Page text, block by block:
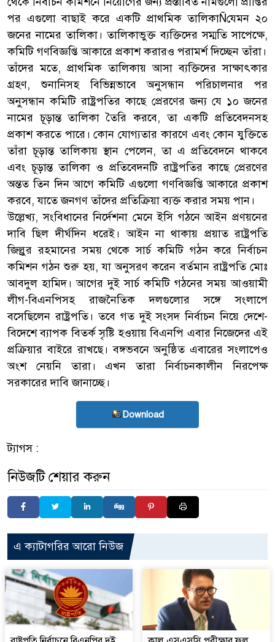
পর এগুলো বাছাই করে একটি প্রাথমিক তালিকাÑযেমন ২০
জনের নামের তালিকা। তালিকাভুক্ত ব্যক্তিদের সম্মতি সাপেক্ষে,
কমিটি গণবিজ্ঞপ্তি আকারে প্রকাশ করারও পরামর্শ দিচ্ছেন তাঁরা।
তাঁদের মতে, প্রাথমিক তালিকায় আসা ব্যক্তিদের সাক্ষাৎকার
গ্রহণ, শুনানিসহ বিভিন্নভাবে অনুসন্ধান পরিচালনার পর
অনুসন্ধান কমিটি রাষ্ট্রপতির কাছে প্রেরণের জন্য যে ১০ জনের
নামের চূড়ান্ত তালিকা তৈরি করবে, তা একটি প্রতিবেদনসহ
প্রকাশ করতে পারে। কোন যোগ্যতার কারণে এবং কোন যুক্তিতে
তাঁরা চূড়ান্ত তালিকায় স্থান পেলেন, তা এ প্রতিবেদনে থাকবে
এবং চূড়ান্ত তালিকা ও প্রতিবেদনটি রাষ্ট্রপতির কাছে প্রেরণের
অন্তত তিন দিন আগে কমিটি এগুলো গণবিজ্ঞপ্তি আকারে প্রকাশ
করবে, যাতে জনগণ তাঁদের প্রতিক্রিয়া ব্যক্ত করার সময় পান।
উল্লেখ্য, সংবিধানের নির্দেশনা মেনে ইসি গঠনে আইন প্রণয়নের
দাবি ছিল দীর্ঘদিন ধরেই। আইন না থাকায় প্রয়াত রাষ্ট্রপতি
জিল্লুর রহমানের সময় থেকে সার্চ কমিটি গঠন করে নির্বাচন
কমিশন গঠন শুরু হয়, যা অনুসরণ করেন বর্তমান রাষ্ট্রপতি মোঃ
আবদুল হামিদ। আগের দুই সার্চ কমিটি গঠনের সময় আওয়ামী
লীগ-বিএনপিসহ রাজনৈতিক দলগুলোর সঙ্গে সংলাপে
বসেছিলেন রাষ্ট্রপতি। তবে গত দুই সংসদ নির্বাচন নিয়ে দেশে-
বিদেশে ব্যাপক বিতর্ক সৃষ্টি হওয়ায় বিএনপি এবার নিজেদের এই
প্রক্রিয়ার বাইরে রাখছে। বঙ্গভবনে অনুষ্ঠিত এবারের সংলাপেও
অংশ নেয়নি তারা। এখন তারা নির্বাচনকালীন নিরপেক্ষ
সরকারের দাবি জানাচ্ছে।
Download
ট্যাগস :
নিউজটি শেয়ার করুন
এ ক্যাটাগরির আরো নিউজ